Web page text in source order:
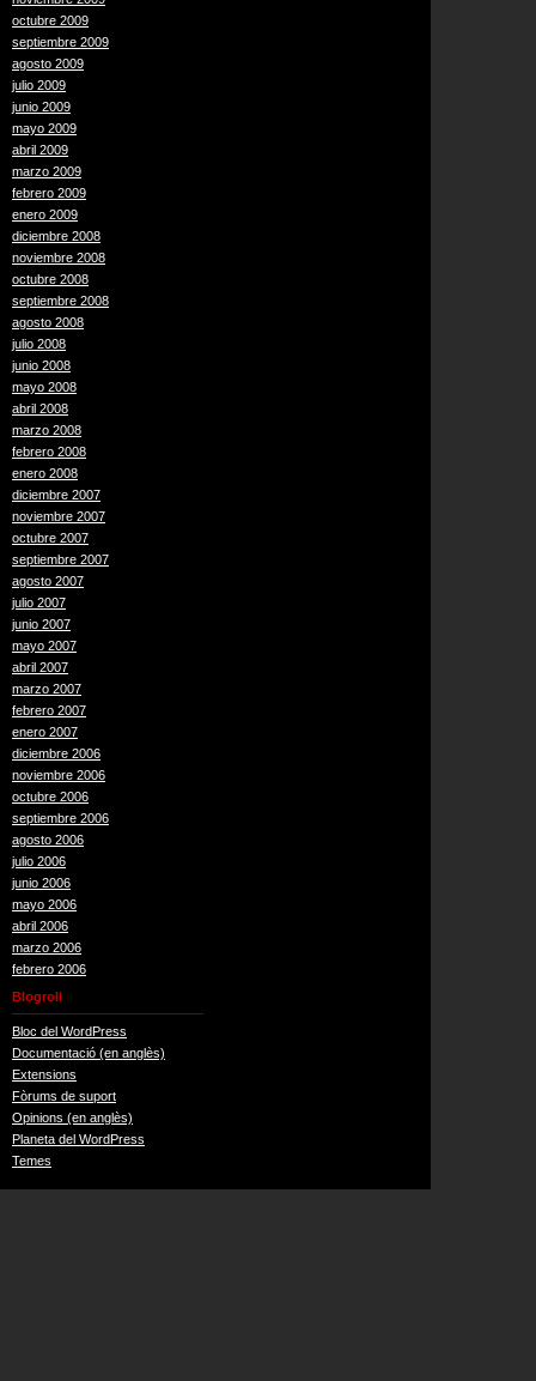
octubre 2009
septiembre 2009
agosto 2009
julio 2009
junio 2009
mayo 2009
abril 2009
marzo 2009
febrero 2009
enero 2009
diciembre 2008
noviembre 2008
octubre 2008
septiembre 2008
agosto 2008
julio 2008
junio 2008
mayo 2008
abril 2008
marzo 2008
febrero 2008
enero 2008
diciembre 2007
noviembre 2007
octubre 2007
septiembre 2007
agosto 2007
julio 2007
junio 2007
mayo 2007
abril 2007
marzo 2007
febrero 2007
enero 2007
diciembre 2006
noviembre 2006
octubre 2006
septiembre 2006
agosto 2006
julio 2006
junio 2006
mayo 2006
abril 2006
marzo 2006
febrero 2006
Blogroll
Bloc del WordPress
Documentació (en anglès)
Extensions
Fòrums de suport
Opinions (en anglès)
Planeta del WordPress
Temes